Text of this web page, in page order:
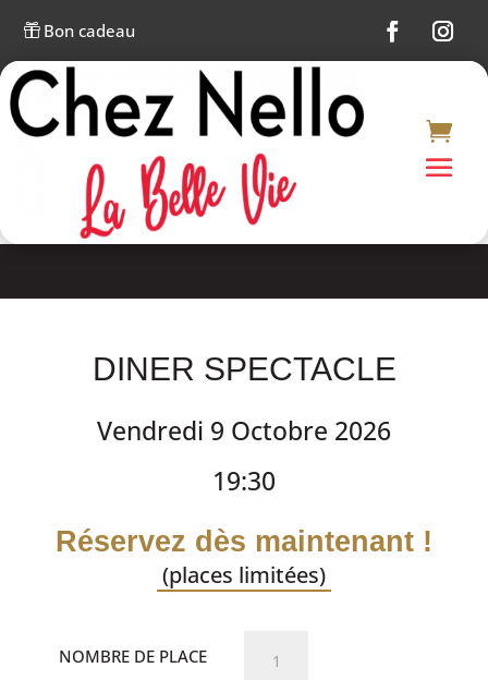
Bon cadeau
DINER SPECTACLE
Vendredi 9 Octobre 2026
19:30
Réservez dès maintenant !
(places limitées)
NOMBRE DE PLACE